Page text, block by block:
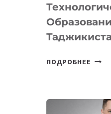
ПОДРОБНЕЕ